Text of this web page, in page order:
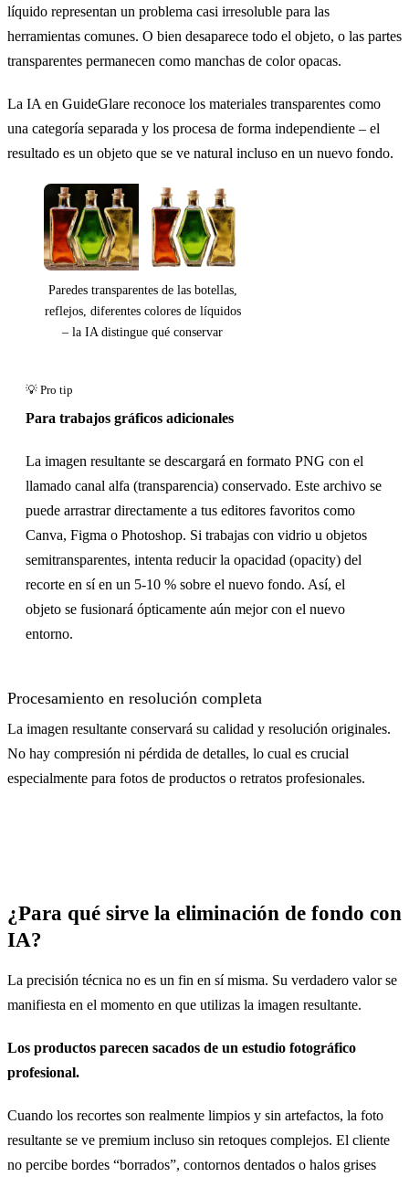
Antes
líquido representan un problema casi irresoluble para las
herramientas comunes. O bien desaparece todo el objeto, o las partes
transparentes permanecen como manchas de color opacas.
La IA en GuideGlare reconoce los materiales transparentes como
una categoría separada y los procesa de forma independiente – el
resultado es un objeto que se ve natural incluso en un nuevo fondo.
Paredes transparentes de las botellas,
reflejos, diferentes colores de líquidos
– la IA distingue qué conservar
Para trabajos gráficos adicionales
La imagen resultante se descargará en formato PNG con el
llamado canal alfa (transparencia) conservado. Este archivo se
puede arrastrar directamente a tus editores favoritos como
Canva, Figma o Photoshop. Si trabajas con vidrio u objetos
semitransparentes, intenta reducir la opacidad (opacity) del
recorte en sí en un 5-10 % sobre el nuevo fondo. Así, el
objeto se fusionará ópticamente aún mejor con el nuevo
entorno.
Procesamiento en resolución completa
La imagen resultante conservará su calidad y resolución originales.
No hay compresión ni pérdida de detalles, lo cual es crucial
especialmente para fotos de productos o retratos profesionales.
¿Para qué sirve la eliminación de fondo con
IA?
La precisión técnica no es un fin en sí misma. Su verdadero valor se
manifiesta en el momento en que utilizas la imagen resultante.
Los productos parecen sacados de un estudio fotográfico
profesional.
Cuando los recortes son realmente limpios y sin artefactos, la foto
resultante se ve premium incluso sin retoques complejos. El cliente
no percibe bordes “borrados”, contornos dentados o halos grises